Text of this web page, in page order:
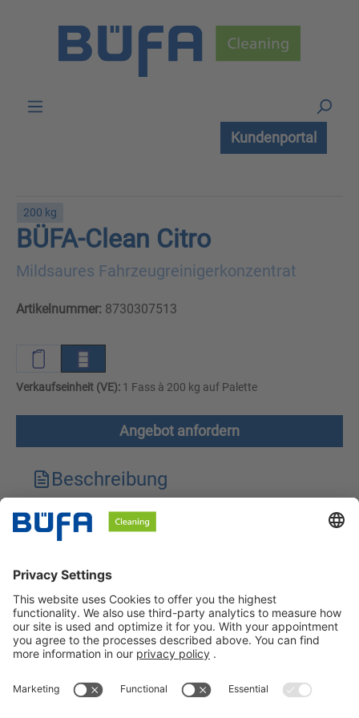
Kundenportal
200 kg
BÜFA-Clean Citro
Mildsaures Fahrzeugreinigerkonzentrat
Artikelnummer: 8730307513
Verkaufseinheit (VE): 1 Fass à 200 kg auf Palette
Angebot anfordern
Beschreibung
Technische Merkmale
Sicherheitshinweise